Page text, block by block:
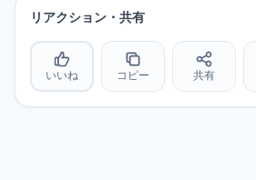
リアクション・共有
いいね コピー 共有